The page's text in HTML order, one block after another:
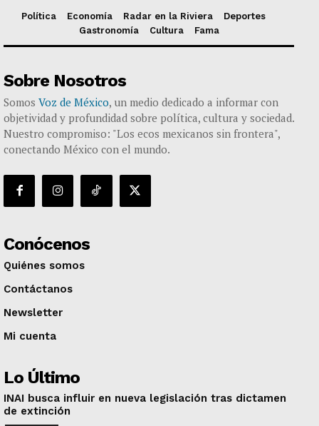
Política Economía Radar en la Riviera
Deportes
Gastronomía
Cultura Fama
Sobre Nosotros
Somos Voz de México, un medio dedicado a informar con
objetividad y profundidad sobre política, cultura y sociedad.
Nuestro compromiso: "Los ecos mexicanos sin frontera",
conectando México con el mundo.
Conócenos
Quiénes somos
Contáctanos
Newsletter
Mi cuenta
Lo Último
INAI busca influir en nueva legislación tras dictamen
de extinción